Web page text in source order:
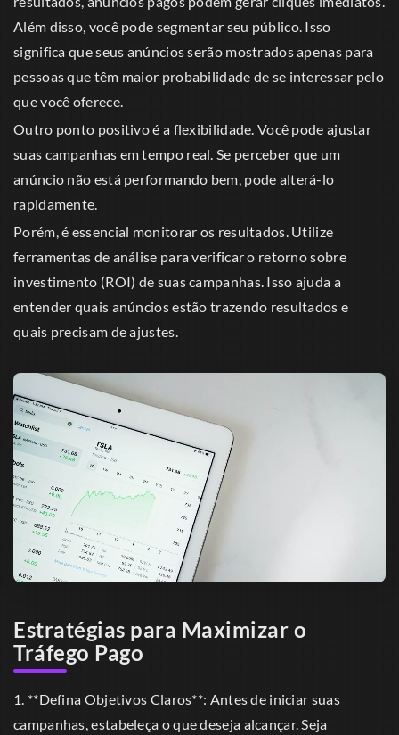
Além disso, você pode segmentar seu público. Isso
significa que seus anúncios serão mostrados apenas para
pessoas que têm maior probabilidade de se interessar pelo
que você oferece.
Outro ponto positivo é a flexibilidade. Você pode ajustar
suas campanhas em tempo real. Se perceber que um
anúncio não está performando bem, pode alterá-lo
rapidamente.
Porém, é essencial monitorar os resultados. Utilize
ferramentas de análise para verificar o retorno sobre
investimento (ROI) de suas campanhas. Isso ajuda a
entender quais anúncios estão trazendo resultados e
quais precisam de ajustes.
Estratégias para Maximizar o
Tráfego Pago
1. **Defina Objetivos Claros**: Antes de iniciar suas
campanhas, estabeleça o que deseja alcançar. Seja